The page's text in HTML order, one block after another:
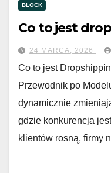
BLOCK
Co to jest
24 MARCA, 2026
Co to jest
Przewodnik po
dynamicznie
gdzie konkurencja
klientów rosną, firmy